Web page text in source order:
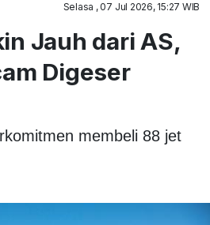
Selasa , 07 Jul 2026, 15:27 WIB
Jauh dari AS,
Digeser
membeli 88 jet